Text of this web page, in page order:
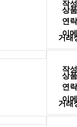
작
연
이
상
거래
작
연
이
상
거래